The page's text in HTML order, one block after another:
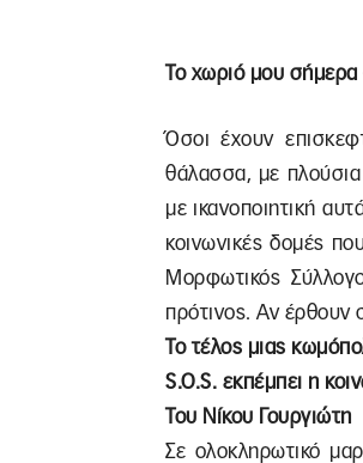
Το χωριό μου σήμερα
Όσοι έχουν
θάλασσα, με πλούσια
με ικανοποιητική
κοινωνικές δομές
Μορφωτικός
πρότινος. Αν
Το τέλος μιας
S.O.S. εκπέμπει η
Του Νίκου Γουργιώτη
Σε ολοκληρωτικό